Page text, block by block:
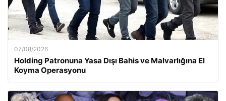
07/08/2026
Holding Patronuna Yasa Dışı Bahis ve Malvarlığına El
Koyma Operasyonu